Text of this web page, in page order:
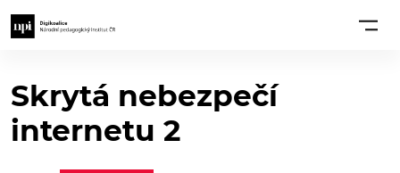
Skrytá nebezpečí
internetu 2